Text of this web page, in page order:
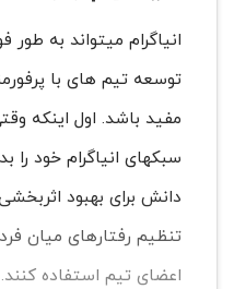
انیاگرام میتواند به طور
توسعه تیم های با
مفید باشد. اول اینکه
سبکهای انیاگرام خود را
دانش برای بهبود
تنظیم رفتارهای میان
اعضای تیم استفاده